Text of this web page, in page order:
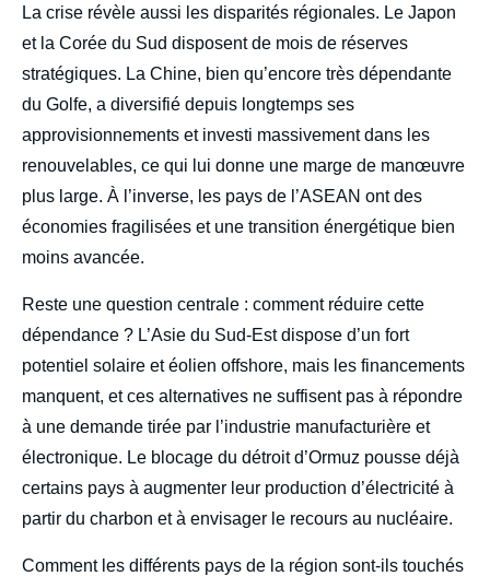
La crise révèle aussi les disparités régionales. Le Japon
et la Corée du Sud disposent de mois de réserves
stratégiques. La Chine, bien qu’encore très dépendante
du Golfe, a diversifié depuis longtemps ses
approvisionnements et investi massivement dans les
renouvelables, ce qui lui donne une marge de manœuvre
plus large. À l’inverse, les pays de l’ASEAN ont des
économies fragilisées et une transition énergétique bien
moins avancée.
Reste une question centrale : comment réduire cette
dépendance ? L’Asie du Sud‑Est dispose d’un fort
potentiel solaire et éolien offshore, mais les financements
manquent, et ces alternatives ne suffisent pas à répondre
à une demande tirée par l’industrie manufacturière et
électronique. Le blocage du détroit d’Ormuz pousse déjà
certains pays à augmenter leur production d’électricité à
partir du charbon et à envisager le recours au nucléaire.
Comment les différents pays de la région sont-ils touchés